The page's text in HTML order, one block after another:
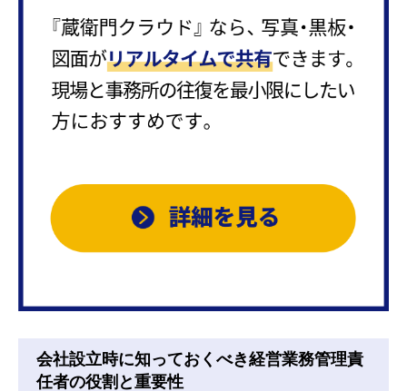
会社設立時に知っておくべき経営業務管理責
任者の役割と重要性